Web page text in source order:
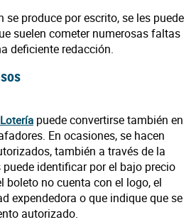
produce por escrito, se les puede
suelen cometer numerosas faltas
deficiente redacción.
puede convertirse también en
En ocasiones, se hacen
también a través de la
puede identificar por el bajo precio
boleto no cuenta con el logo, el
expendedora o que indique que se
autorizado.